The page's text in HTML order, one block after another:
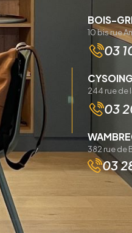
BOIS-
10 bis rue
03
244 rue de
03
382 rue de
03